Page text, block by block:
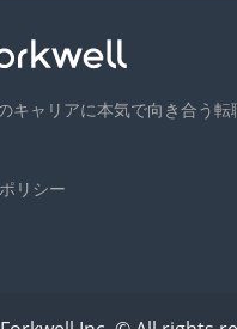
キャリアに本気で向き合う転
リシー